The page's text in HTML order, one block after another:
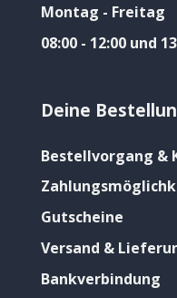
Montag - Freitag
08:00 - 12:00 und
Deine
Bestellvorgang &
Gutscheine
Versand &
Bankverbindung